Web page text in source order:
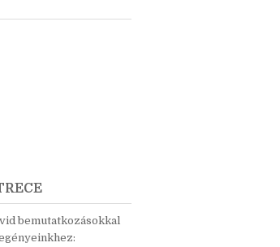
bemutatkozásokkal